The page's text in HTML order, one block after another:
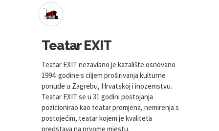
Teatar EXIT
Teatar EXIT nezavisno je kazalište osnovano
1994. godine s ciljem proširivanja kulturne
ponude u Zagrebu, Hrvatskoj i inozemstvu.
Teatar EXIT se u 31 godini postojanja
pozicionirao kao teatar promjena, nemirenja s
postojećim, teatar kojem je kvaliteta
predstava na prvome mjestu.